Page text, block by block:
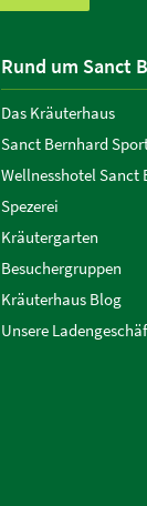
Rund um Sanct
Das Kräuterhaus
Sanct Bernhard
Wellnesshotel Sanct
Spezerei
Kräutergarten
Besuchergruppen
Kräuterhaus Blog
Unsere